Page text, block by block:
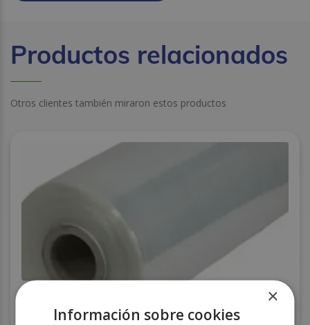
Productos relacionados
Otros clientes también miraron estos productos
BOBINA ESTIRABLE AUTO. ALTO RENDIMIENTO
16KG
×
Información sobre cookies